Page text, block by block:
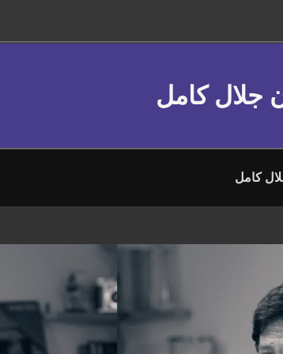
جلال كامل
كامل